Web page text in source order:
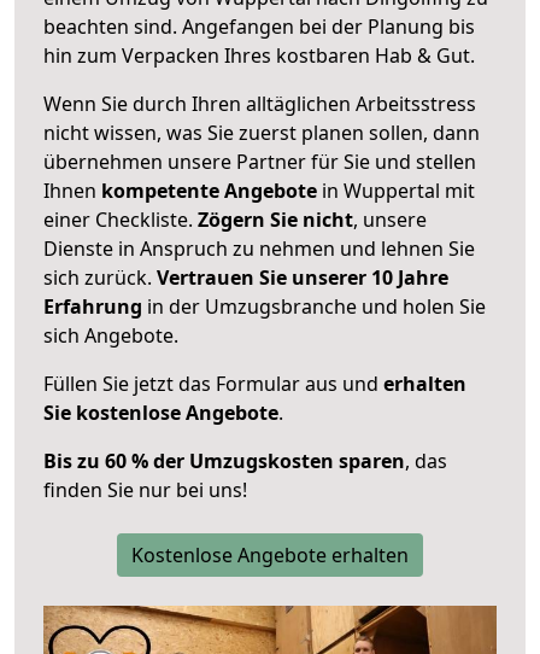
beachten sind. Angefangen bei der Planung bis
hin zum Verpacken Ihres kostbaren Hab & Gut.
Wenn Sie durch Ihren alltäglichen Arbeitsstress
nicht wissen, was Sie zuerst planen sollen, dann
übernehmen unsere Partner für Sie und stellen
Ihnen kompetente Angebote in Wuppertal mit
einer Checkliste. Zögern Sie nicht, unsere
Dienste in Anspruch zu nehmen und lehnen Sie
sich zurück. Vertrauen Sie unserer 10 Jahre
Erfahrung in der Umzugsbranche und holen Sie
sich Angebote.
Füllen Sie jetzt das Formular aus und erhalten
Sie kostenlose Angebote.
Bis zu 60 % der Umzugskosten sparen, das
finden Sie nur bei uns!
Kostenlose Angebote erhalten